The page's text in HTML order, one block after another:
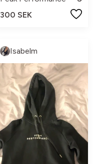
300 SEK
Isabelm